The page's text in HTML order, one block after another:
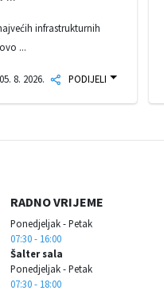
infrastrukturnih
...
05. 8. 2026. PODIJELI
RADNO VRIJEME
Ponedjeljak - Petak
07:30 - 16:00
Šalter sala
Ponedjeljak - Petak
07:30 - 18:00